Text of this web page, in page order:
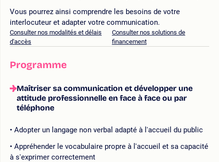
Vous pourrez ainsi comprendre les besoins de votre
interlocuteur et adapter votre communication.
Consulter nos modalités et délais
d'accès
Consulter nos solutions de
financement
Programme
Maîtriser sa communication et développer une
attitude professionnelle en face à face ou par
téléphone
Adopter un langage non verbal adapté à l'accueil du public
Appréhender le vocabulaire propre à l'accueil et sa capacité
à s'exprimer correctement